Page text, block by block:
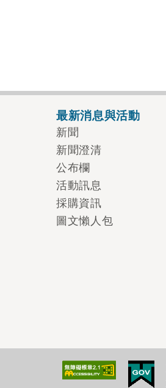
最新消息與活動
新聞
新聞澄清
公布欄
活動訊息
採購資訊
圖文懶人包